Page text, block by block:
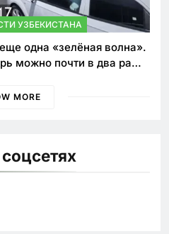
УЗБЕКИСТАНА
одна «зелёная волна».
можно почти в два раза
MORE